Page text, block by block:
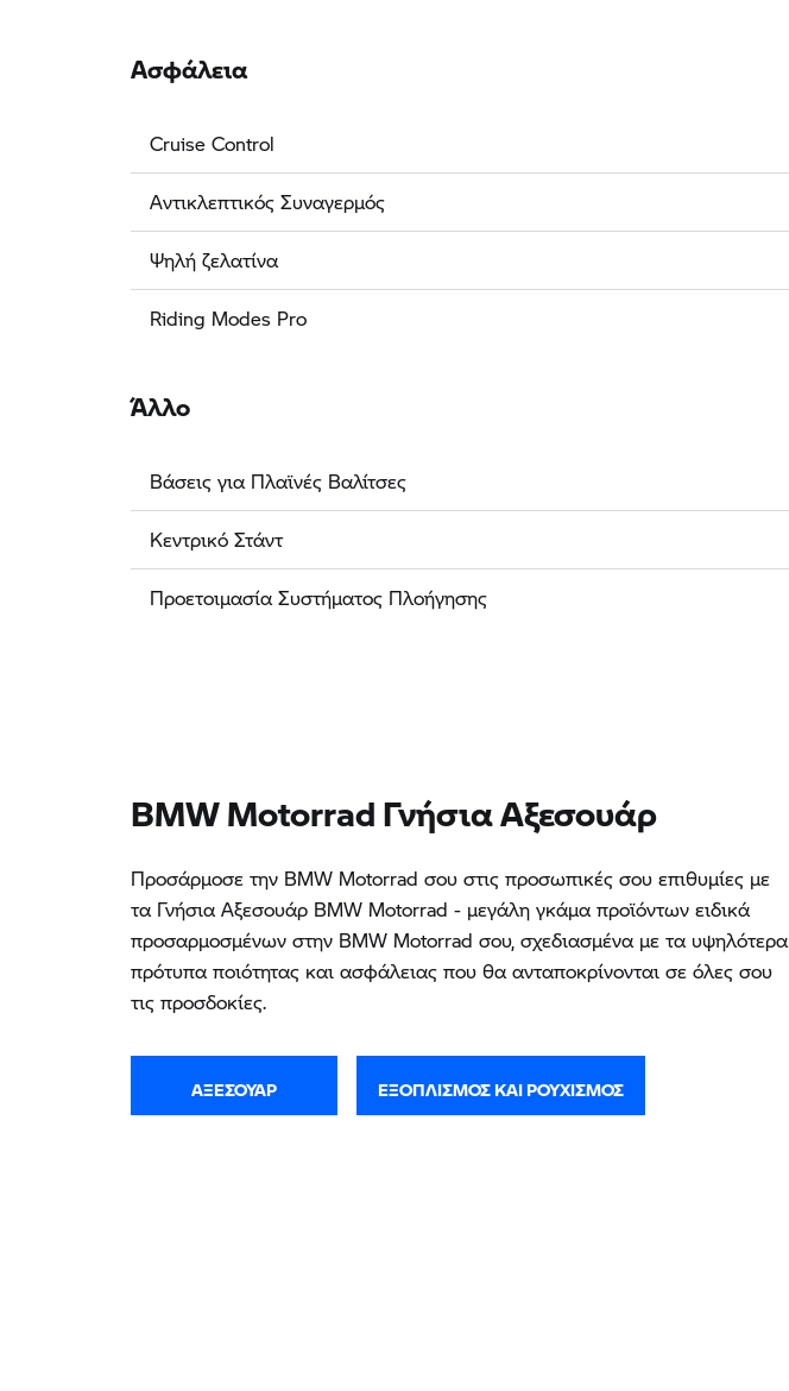
Ασφάλεια
Cruise Control
Αντικλεπτικός Συναγερμός
Ψηλή ζελατίνα
Riding Modes Pro
Άλλο
Βάσεις για Πλαϊνές Βαλίτσες
Κεντρικό Στάντ
Προετοιμασία Συστήματος Πλοήγησης
BMW Motorrad Γνήσια Αξεσουάρ
Προσάρμοσε την BMW Motorrad σου στις προσωπικές σου επιθυμίες με
τα Γνήσια Αξεσουάρ BMW Motorrad - μεγάλη γκάμα προϊόντων ειδικά
προσαρμοσμένων στην BMW Motorrad σου, σχεδιασμένα με τα υψηλότερα
πρότυπα ποιότητας και ασφάλειας που θα ανταποκρίνονται σε όλες σου
τις προσδοκίες.
ΑΞΕΣΟΥΆΡ ΕΞΟΠΛΙΣΜΌΣ ΚΑΙ ΡΟΥΧΙΣΜΌΣ